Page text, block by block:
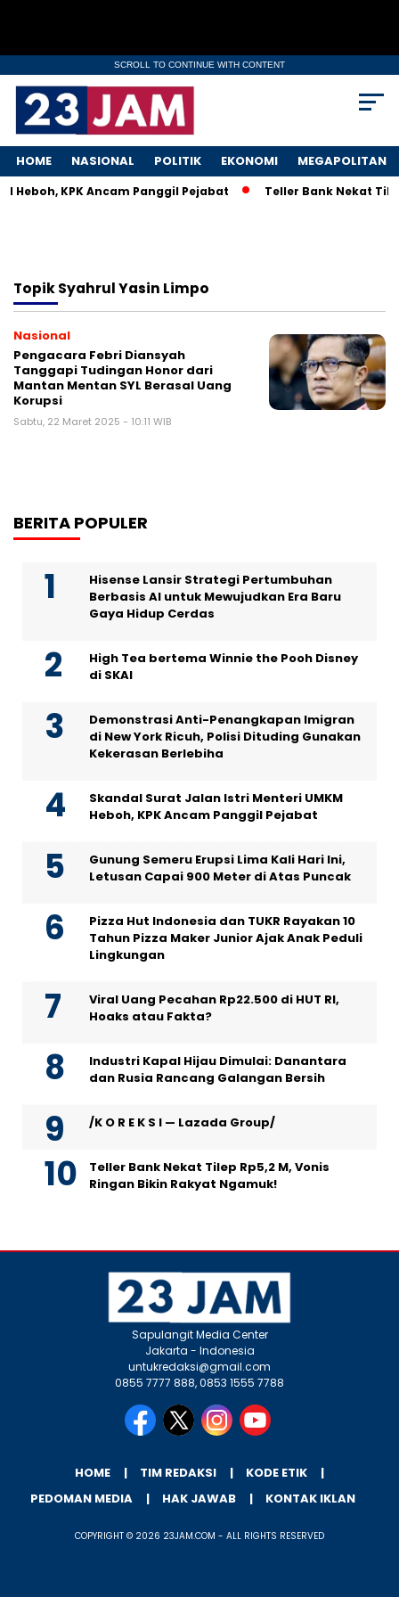
SCROLL TO CONTINUE WITH CONTENT
HOME NASIONAL POLITIK EKONOMI MEGAPOLITAN
Heboh, KPK Ancam Panggil Pejabat Teller Bank Nekat
TopikSyahrul Yasin Limpo
Nasional
Pengacara Febri Diansyah
Tanggapi Tudingan Honor dari
Mantan Mentan SYL Berasal Uang
Korupsi
Sabtu, 22 Maret 2025 - 10:11 WIB
BERITA POPULER
Hisense Lansir Strategi Pertumbuhan
Berbasis AI untuk Mewujudkan Era Baru
Gaya Hidup Cerdas
High Tea bertema Winnie the Pooh Disney
di SKAI
Demonstrasi Anti-Penangkapan Imigran
di New York Ricuh, Polisi Dituding Gunakan
Kekerasan Berlebiha
Skandal Surat Jalan Istri Menteri UMKM
Heboh, KPK Ancam Panggil Pejabat
Gunung Semeru Erupsi Lima Kali Hari Ini,
Letusan Capai 900 Meter di Atas Puncak
Pizza Hut Indonesia dan TUKR Rayakan 10
Tahun Pizza Maker Junior Ajak Anak Peduli
Lingkungan
Viral Uang Pecahan Rp22.500 di HUT RI,
Hoaks atau Fakta?
Industri Kapal Hijau Dimulai: Danantara
dan Rusia Rancang Galangan Bersih
/K O R E K S I — Lazada Group/
Teller Bank Nekat Tilep Rp5,2 M, Vonis
Ringan Bikin Rakyat Ngamuk!
Sapulangit Media Center
Jakarta - Indonesia
untukredaksi@gmail.com
0855 7777 888, 0853 1555 7788
HOME TIM REDAKSI
KODE ETIK
PEDOMAN MEDIA
HAK JAWAB KONTAK IKLAN
COPYRIGHT © 2026 23JAM.COM - ALL RIGHTS RESERVED